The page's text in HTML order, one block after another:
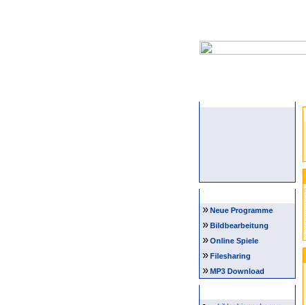
»Neue Programme
»Bildbearbeitung
»Online Spiele
»Filesharing
»MP3 Download